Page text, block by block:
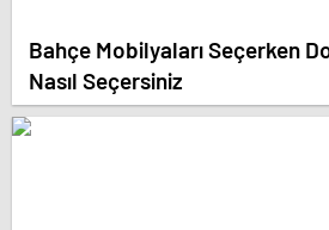
Bahçe Mobilyaları Seçerken
Nasıl Seçersiniz